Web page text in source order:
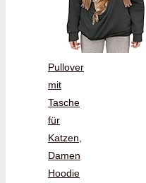
Pullover
mit
Tasche
für
Katzen,
Damen
Hoodie